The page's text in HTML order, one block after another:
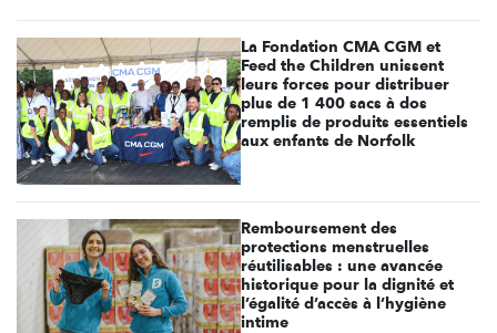
La Fondation CMA CGM et
Feed the Children unissent
leurs forces pour distribuer
plus de 1 400 sacs à dos
remplis de produits essentiels
aux enfants de Norfolk
Remboursement des
protections menstruelles
réutilisables : une avancée
historique pour la dignité et
l’égalité d’accès à l’hygiène
intime